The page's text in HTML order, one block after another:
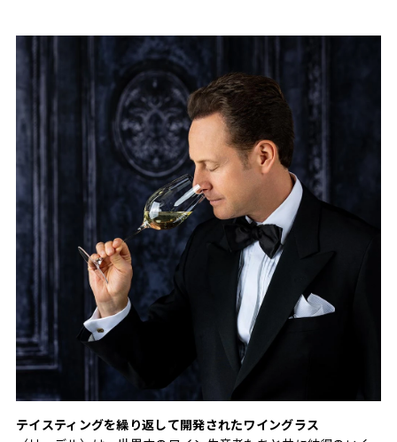
テイスティングを繰り返して開発されたワイングラス